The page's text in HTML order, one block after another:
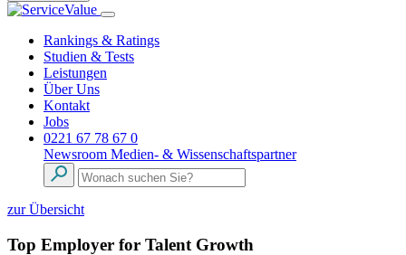
Rankings & Ratings
Studien & Tests
Leistungen
Über Uns
Kontakt
Jobs
0221 67 78 67 0
Newsroom Medien- & Wissenschaftspartner
zur Übersicht
Top Employer for Talent Growth